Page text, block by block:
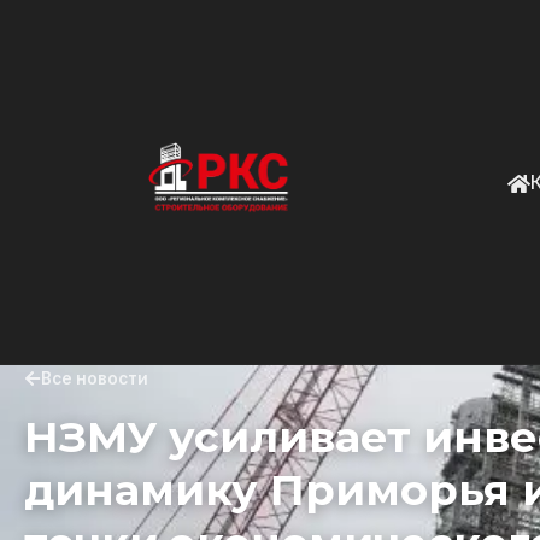
Все новости
НЗМУ усиливает
динамику Приморья